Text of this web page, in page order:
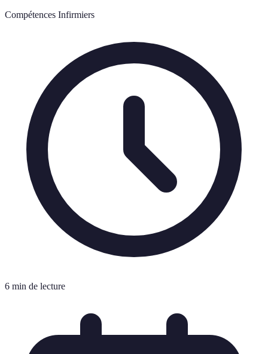
Compétences Infirmiers
6 min de lecture